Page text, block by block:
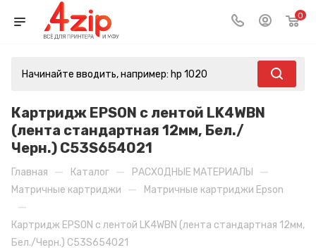
0
Картридж EPSON с лентой LK4WBN
(лента стандартная 12мм, Бел./
Черн.) C53S654021
Главная — Каталог — РАСХОДНЫЕ МАТЕРИАЛЫ —
Матричные картриджи — Матричные картриджи Epson
—
Картридж EPSON с лентой LK4WBN (лента стандартная 12мм,
Бел./Черн.) C53S654021